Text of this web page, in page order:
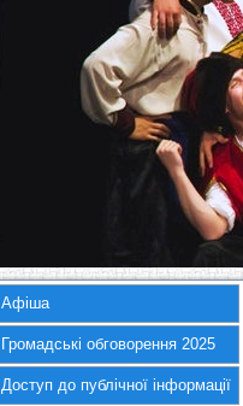
Афіша
Громадські обговорення 2025
Доступ до публічної інформації